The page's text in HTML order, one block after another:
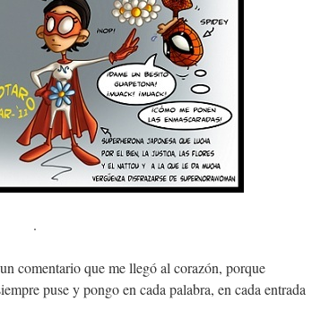
.
comentario que me llegó al corazón, porque
puse y pongo en cada palabra, en cada entrada